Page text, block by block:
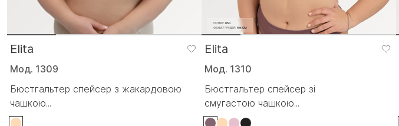
Elita
Мод. 1309
Бюстгальтер спейсер з жакардовою
чашкою...
Elita
Мод. 1310
Бюстгальтер спейсер зі
смугастою чашкою...